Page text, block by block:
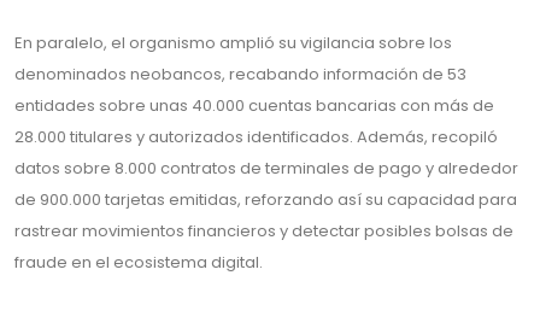
En paralelo, el organismo amplió su vigilancia sobre los
denominados neobancos, recabando información de 53
entidades sobre unas 40.000 cuentas bancarias con más de
28.000 titulares y autorizados identificados. Además, recopiló
datos sobre 8.000 contratos de terminales de pago y alrededor
de 900.000 tarjetas emitidas, reforzando así su capacidad para
rastrear movimientos financieros y detectar posibles bolsas de
fraude en el ecosistema digital.